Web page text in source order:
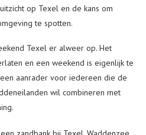
op Texel en de kans om
te spotten.
Texel er alweer op. Het
en een weekend is eigenlijk te
aanrader voor iedereen die de
wil combineren met